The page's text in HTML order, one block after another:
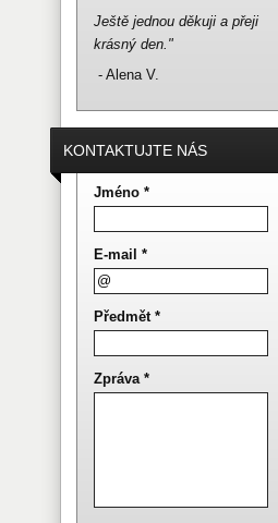
Ještě jednou děkuji a přeji
krásný den."
- Alena V.
KONTAKTUJTE NÁS
Jméno *
E-mail *
Předmět *
Zpráva *